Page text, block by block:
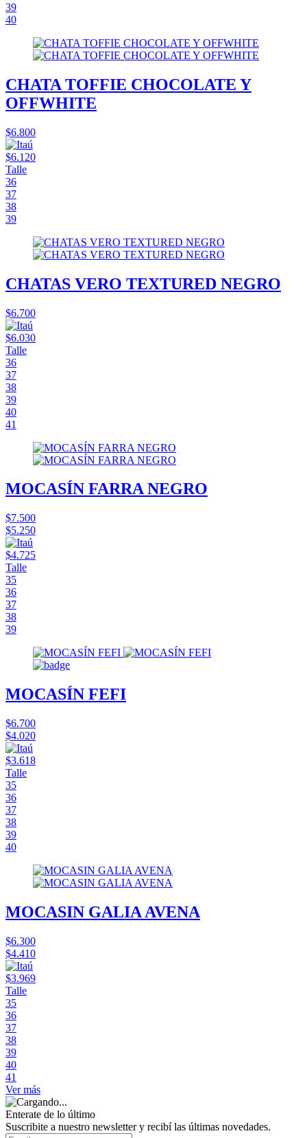
39
40
CHATA TOFFIE CHOCOLATE Y
OFFWHITE
$6.800
$6.120
Talle
36
37
38
39
CHATAS VERO TEXTURED NEGRO
$6.700
$6.030
Talle
36
37
38
39
40
41
MOCASÍN FARRA NEGRO
$7.500
$5.250
$4.725
Talle
35
36
37
38
39
MOCASÍN FEFI
$6.700
$4.020
$3.618
Talle
35
36
37
38
39
40
MOCASIN GALIA AVENA
$6.300
$4.410
$3.969
Talle
35
36
37
38
39
40
41
Ver más
Enterate de lo último
Suscribite a nuestro newsletter y recibí las últimas novedades.